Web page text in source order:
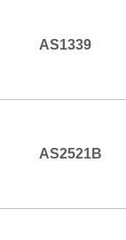
AS1339
AS2521B